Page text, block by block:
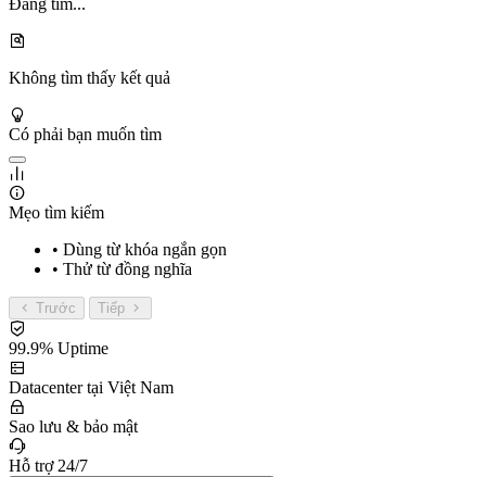
Đang tìm...
Không tìm thấy kết quả
Có phải bạn muốn tìm
Mẹo tìm kiếm
• Dùng từ khóa ngắn gọn
• Thử từ đồng nghĩa
Trước Tiếp
99.9% Uptime
Datacenter tại Việt Nam
Sao lưu & bảo mật
Hỗ trợ 24/7